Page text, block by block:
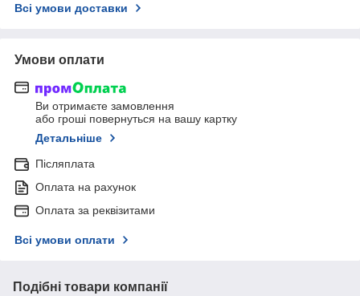
Всі умови доставки
Умови оплати
Ви отримаєте замовлення
або гроші повернуться на вашу картку
Детальніше
Післяплата
Оплата на рахунок
Оплата за реквізитами
Всі умови оплати
Подібні товари компанії